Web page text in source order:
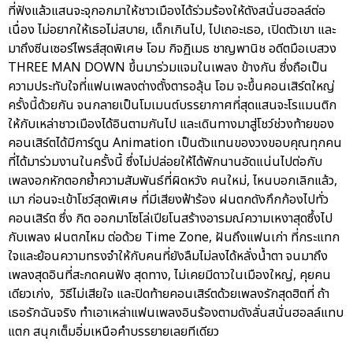
ที่ฟังแล้วแสนจะจุกอกมาให้ชาวเมืองได้ร่วมร้องให้ดังสนั่นฮอลล์ต่อ
เนื่อง ไม่อยากให้เธอไม่สบาย, เด็กเกินไป, ไปเถอะเธอ, เปิดตัวเขา และ
มาถึงซีนเซอร์ไพรส์สุดพิเศษ โอม กิจฏิเมธ ชาญพานิช อดีตมือเบสวง
THREE MAN DOWN ขึ้นมาร่วมแจมในเพลง ข้างกัน ซึ่งถือเป็น
ความประทับใจที่แฟนเพลงต่างตั้งตารอลุ้น โอม จะขึ้นคอนเสิร์ตใหญ่
ครั้งนี้ด้วยกัน จนกลายเป็นโมเมนต์บรรยากาศที่สุดแสนจะโรแมนติก
ให้กับเหล่าชาวเมืองได้อินตามกันไป และเดินทางมาสู่โชว์ช่วงท้ายของ
คอนเสิร์ตได้มีการ์ตูน Animation เป็นตัวแทนของวงขอบคุณทุกคน
ที่ได้มาร่วมงานในครั้งนี้ ซึ่งไม่ปล่อยให้ได้พักนานอัดแน่นไปต่อกับ
เพลงอกหักตอกย้ำความสัมพันธ์ที่ผิดหวัง คนใหม่, ไหนบอกเลิกแล้ว,
เมา ก่อนจะเข้าโชว์สุดพิเศษ ที่มีเสียงฟ้าร้อง ฝนตกดังกึกก้องไปทั่ว
คอนเสิร์ต ซึ่ง กิต ออกมาโซโล่เปียโนสร้างอารมณ์ความเหงาสุดซึ้งไป
กับเพลง ฝนตกไหม ต่อด้วย Time Zone, ฝันถึงแฟนเก่า ที่กระแทก
ใจและย้อนความทรงจำให้กับคนที่ยังลืมไม่ลงได้หลั่งน้ำตา จนมาถึง
เพลงสุดอินที่สะกดคนฟัง สุดทาง, ไม่เคยมีดาวในเมืองใหญ่, คุยคน
เดียวเก่ง, วิธีไม่เสียใจ และปิดท้ายคอนเสิร์ตด้วยเพลงรักสุดฮิตที่ ถ้า
เธอรักฉันจริง ทำเอาเหล่าแฟนเพลงอินร้องตามดังลั่นสนั่นฮอลล์แทบ
แตก สนุกเต็มอิ่มเหนือคำบรรยายเลยทีเดียว